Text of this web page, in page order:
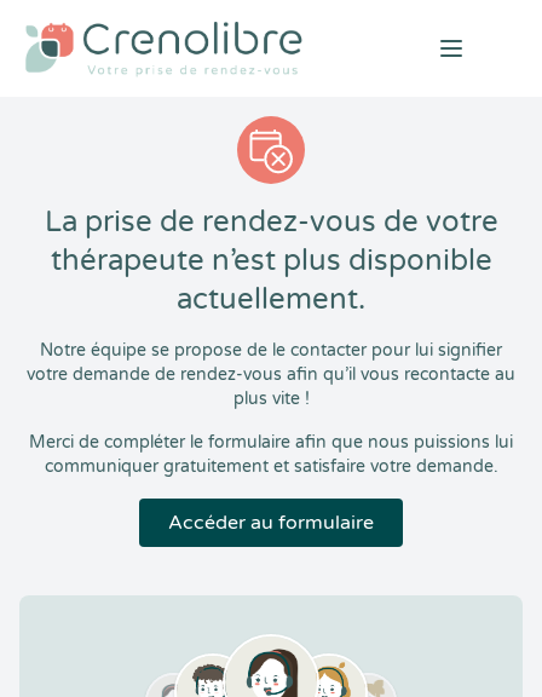
Open
La prise de rendez-vous de votre
thérapeute n’est plus disponible
actuellement.
Notre équipe se propose de le contacter pour lui signifier
votre demande de rendez-vous afin qu’il vous recontacte au
plus vite !
Merci de compléter le formulaire afin que nous puissions lui
communiquer gratuitement et satisfaire votre demande.
Accéder au formulaire